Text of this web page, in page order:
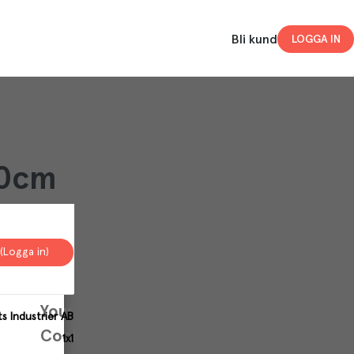
Bli kund LOGGA IN
in)
Industrier AB
1x1
Your
Cookies